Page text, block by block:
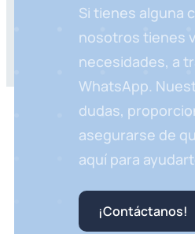
Si tienes alguna
nosotros tienes
necesidades, a
WhatsApp.
dudas,
asegurarse de
aquí para
¡Contáctanos!